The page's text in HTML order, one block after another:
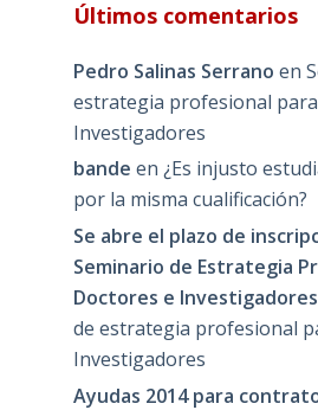
Últimos comentarios
Pedro Salinas Serrano en
estrategia profesional
Investigadores
bande en ¿Es injusto
por la misma cualificación?
Se abre el plazo de
Seminario de Estrategia
Doctores e Investigadores
de estrategia profesional
Investigadores
Ayudas 2014 para